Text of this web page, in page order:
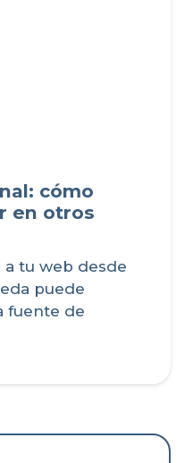
cómo
en otros
a tu web desde
puede
fuente de